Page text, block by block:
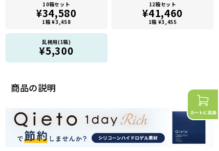
商品の説明
10箱セット
¥34,580
1箱 ¥3,458
12箱セット
¥41,460
1箱 ¥3,455
乱視用(1箱)
¥5,300